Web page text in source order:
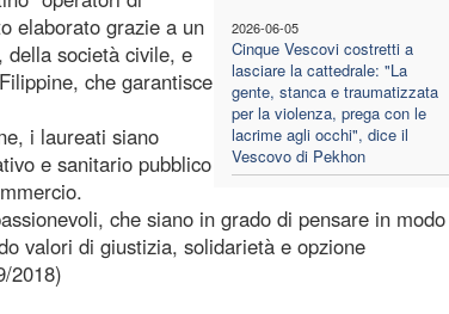
2026-06-05
Cinque Vescovi costretti a
lasciare la cattedrale: "La
gente, stanca e traumatizzata
per la violenza, prega con le
lacrime agli occhi", dice il
Vescovo di Pekhon
elaborato grazie a un
società civile, e
che garantisce
i laureati siano
e sanitario pubblico
che siano in grado di pensare in modo
valori di giustizia, solidarietà e opzione
2018)